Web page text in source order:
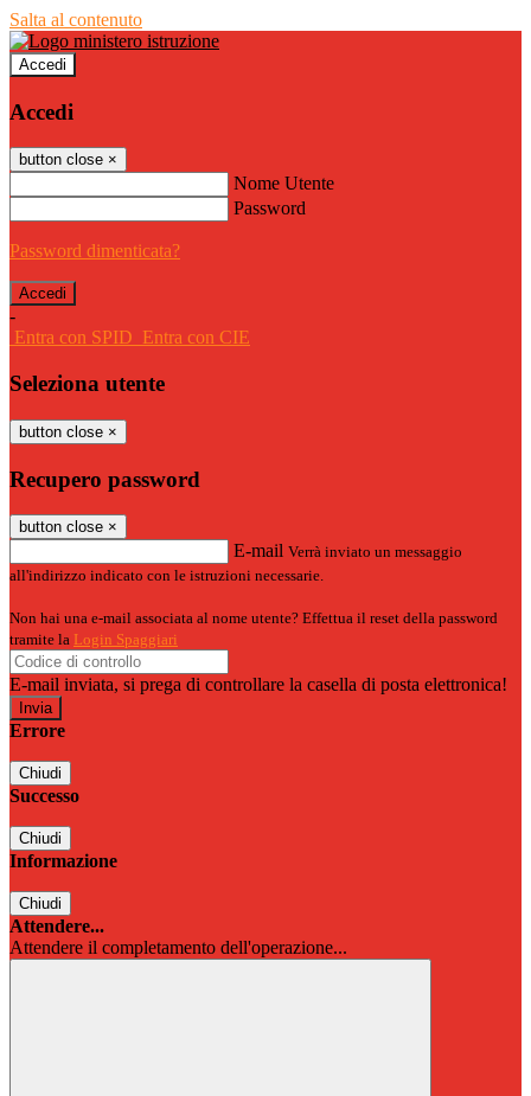
Salta al contenuto
Accedi
Accedi
button close ×
Nome Utente
Password
Password dimenticata?
-
Entra con SPID Entra con CIE
Seleziona utente
button close ×
Recupero password
button close ×
E-mail Verrà inviato un messaggio
all'indirizzo indicato con le istruzioni necessarie.
Non hai una e-mail associata al nome utente? Effettua il reset della password
tramite la Login Spaggiari
E-mail inviata, si prega di controllare la casella di posta elettronica!
Errore
Chiudi
Successo
Chiudi
Informazione
Chiudi
Attendere...
Attendere il completamento dell'operazione...